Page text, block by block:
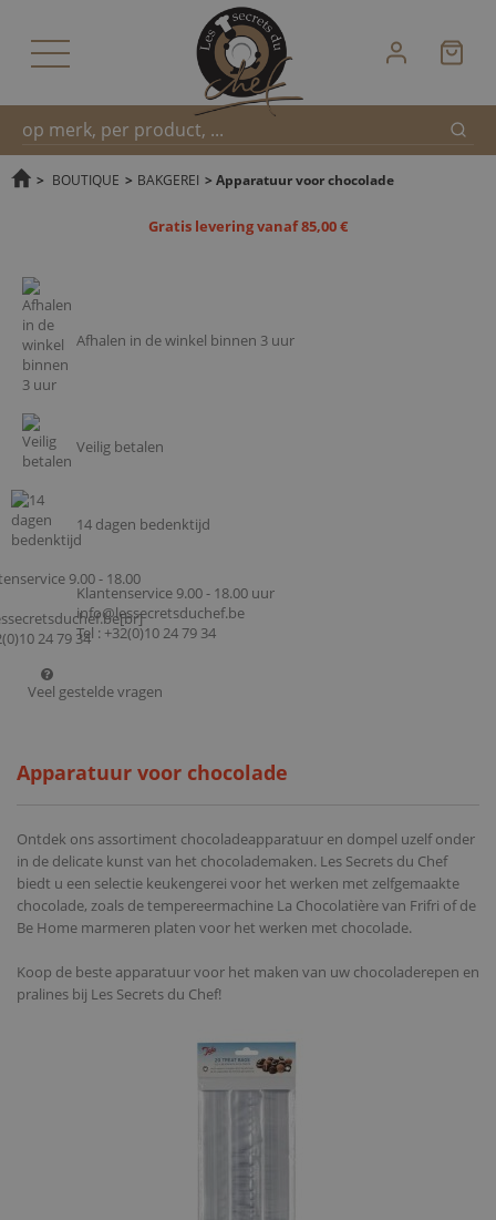
Snel
> BOUTIQUE > BAKGEREI > Apparatuur voor chocolade
Gratis levering vanaf 85,00 €
Afhalen in de winkel binnen 3 uur
Veilig betalen
14 dagen bedenktijd
Klantenservice 9.00 - 18.00 uur
info@lessecretsduchef.be
Tel : +32(0)10 24 79 34
Veel gestelde vragen
Apparatuur voor chocolade
Ontdek ons assortiment chocoladeapparatuur en dompel uzelf onder
in de delicate kunst van het chocolademaken. Les Secrets du Chef
biedt u een selectie keukengerei voor het werken met zelfgemaakte
chocolade, zoals de tempereermachine La Chocolatière van Frifri of de
Be Home marmeren platen voor het werken met chocolade.
Koop de beste apparatuur voor het maken van uw chocoladerepen en
pralines bij Les Secrets du Chef!